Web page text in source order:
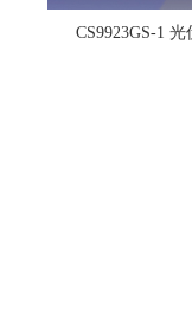
CS9923GS-1